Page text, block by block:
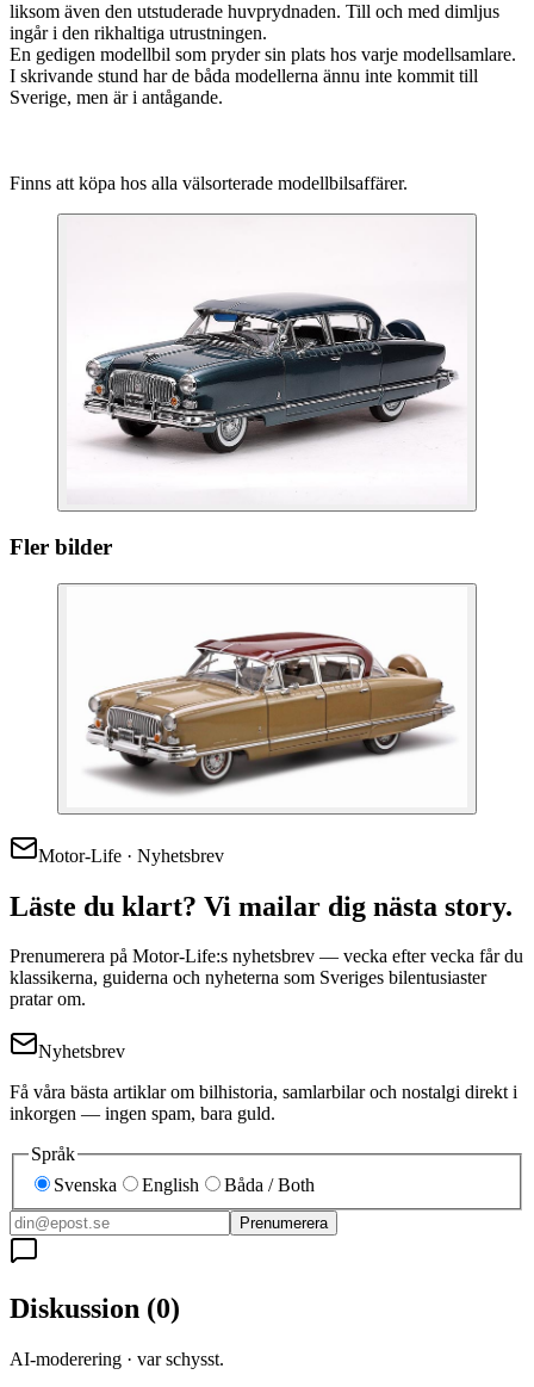
liksom även den utstuderade huvprydnaden. Till och med dimljus
ingår i den rikhaltiga utrustningen.
En gedigen modellbil som pryder sin plats hos varje modellsamlare.
I skrivande stund har de båda modellerna ännu inte kommit till
Sverige, men är i antågande.
Finns att köpa hos alla välsorterade modellbilsaffärer.
Fler bilder
Motor-Life · Nyhetsbrev
Läste du klart? Vi mailar dig nästa story.
Prenumerera på Motor-Life:s nyhetsbrev — vecka efter vecka får du
klassikerna, guiderna och nyheterna som Sveriges bilentusiaster
pratar om.
Nyhetsbrev
Få våra bästa artiklar om bilhistoria, samlarbilar och nostalgi direkt i
inkorgen — ingen spam, bara guld.
Språk
Svenska
English Båda / Both
Prenumerera
Diskussion (0)
AI-moderering · var schysst.